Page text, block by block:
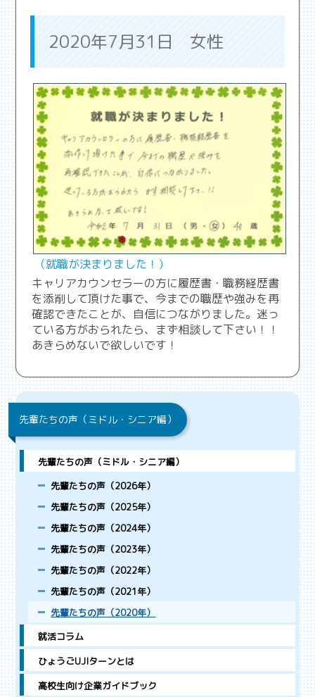
2020年7月31日 女性
（就職が決まりました！）
キャリアカウンセラーの方に履歴書・職務経歴書
を添削して頂けた事で、今までの職歴や強みを再
確認できたことが、自信につながりました。迷っ
ている方がおられたら、まず相談して下さい！！
あきらめないで欲しいです！
先輩たちの声（ミドル・シニア編）
先輩たちの声（ミドル・シニア編）
先輩たちの声（2026年）
先輩たちの声（2025年）
先輩たちの声（2024年）
先輩たちの声（2023年）
先輩たちの声（2022年）
先輩たちの声（2021年）
先輩たちの声（2020年）
就活コラム
ひょうごUJIターンとは
高校生向け企業ガイドブック